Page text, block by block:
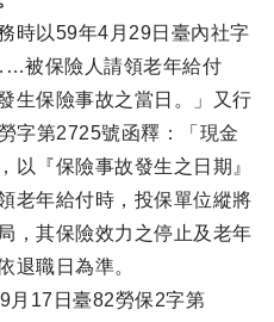
時以59年4月29日臺內社字
被保險人請領老年給付
生保險事故之當日。」又行
字第2725號函釋：「現金
以『保險事故發生之日期』
老年給付時，投保單位縱將
，其保險效力之停止及老年
退職日為準。
月17日臺82勞保2字第